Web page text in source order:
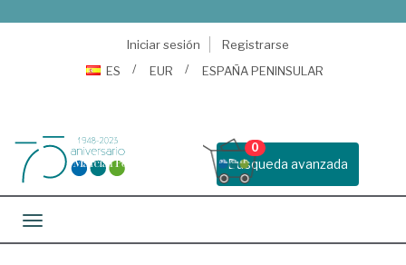
Iniciar sesión
Registrarse
ES
EUR ESPAÑA PENINSULAR
Busqueda avanzada
0
Toggle navigation